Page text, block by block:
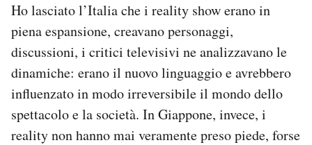
PODCAST
NEWSLETTER
I MIEI PREFERITI
Ho lasciato l’Italia che i reality show erano in
piena espansione, creavano personaggi,
discussioni, i critici televisivi ne analizzavano le
dinamiche: erano il nuovo linguaggio e avrebbero
influenzato in modo irreversibile il mondo dello
spettacolo e la società. In Giappone, invece, i
reality non hanno mai veramente preso piede, forse